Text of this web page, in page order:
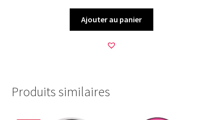
Ajouter au panier
Produits similaires